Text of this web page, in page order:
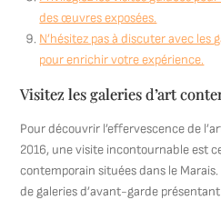
des œuvres exposées.
N’hésitez pas à discuter avec les
pour enrichir votre expérience.
Visitez les galeries d’art
Pour découvrir l’effervescence de
2016, une visite incontournable est
contemporain situées dans le
de galeries d’avant-garde